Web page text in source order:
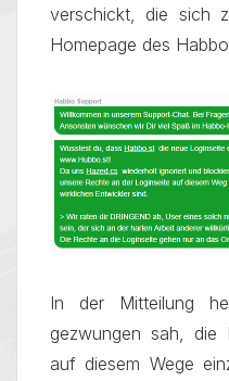
verschickt, die sich
Homepage des
In der Mitteilung
gezwungen sah, die
auf diesem Wege